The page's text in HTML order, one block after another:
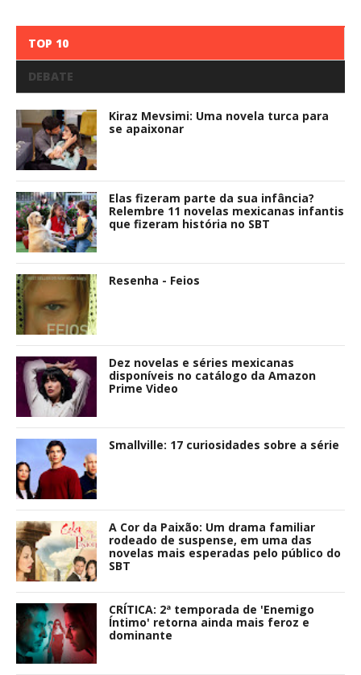
TOP 10
DEBATE
Kiraz Mevsimi: Uma novela turca para
se apaixonar
Elas fizeram parte da sua infância?
Relembre 11 novelas mexicanas infantis
que fizeram história no SBT
Resenha - Feios
Dez novelas e séries mexicanas
disponíveis no catálogo da Amazon
Prime Video
Smallville: 17 curiosidades sobre a série
A Cor da Paixão: Um drama familiar
rodeado de suspense, em uma das
novelas mais esperadas pelo público do
SBT
CRÍTICA: 2ª temporada de 'Enemigo
Íntimo' retorna ainda mais feroz e
dominante